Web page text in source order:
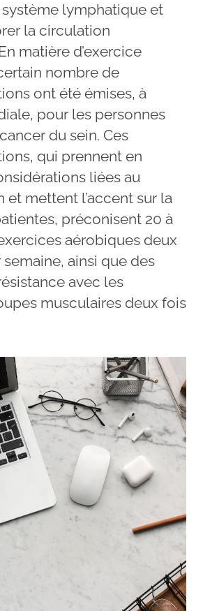
lymphatique et
la circulation
matière d’exercice
nombre de
ont été émises, à
pour les personnes
du sein. Ces
qui prennent en
liées au
et mettent l’accent sur la
préconisent 20 à
aérobiques deux
ainsi que des
avec les
musculaires deux fois